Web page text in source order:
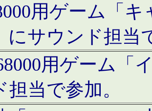
用ゲーム「
にサウンド担当
用ゲーム「
担当で参加。